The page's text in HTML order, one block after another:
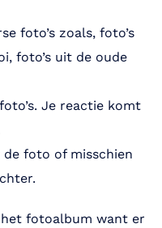
foto’s zoals, foto’s
foto’s uit de oude
Je reactie komt
foto of misschien
fotoalbum want er